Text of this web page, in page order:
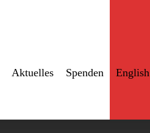
Aktuelles Spenden English